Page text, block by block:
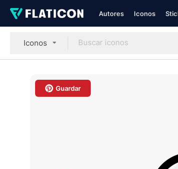
Autores Iconos
Iconos
Guardar